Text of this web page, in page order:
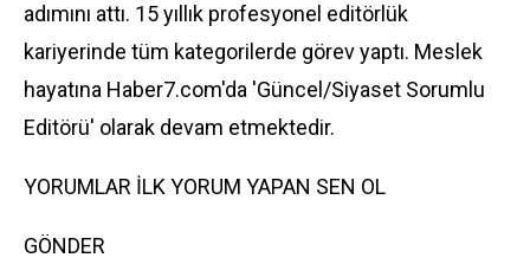
adımını attı. 15 yıllık profesyonel editörlük
kariyerinde tüm kategorilerde görev yaptı. Meslek
hayatına Haber7.com'da 'Güncel/Siyaset Sorumlu
Editörü' olarak devam etmektedir.
YORUMLAR İLK YORUM YAPAN SEN OL
GÖNDER